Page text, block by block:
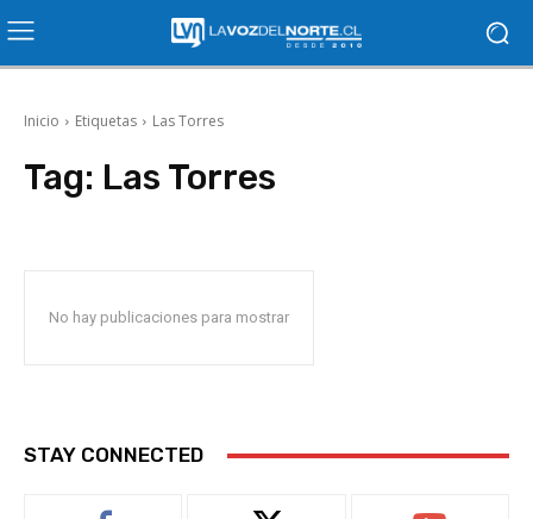
Inicio Etiquetas Las Torres
Tag: Las Torres
No hay publicaciones para mostrar
STAY CONNECTED